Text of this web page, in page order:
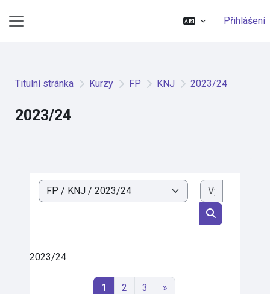
Přihlášení
Titulní stránka Kurzy FP KNJ 2023/24
2023/24
Kategorie kurzů
Vyhledat
2023/24
1 Stránka 1
2 Stránka 2
3 Stránka 3
»